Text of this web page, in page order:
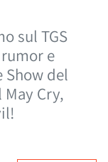
sul TGS
e
Show del
Cry,